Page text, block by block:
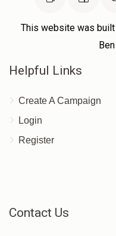
This website was
Helpful Links
Create A Campaign
Login
Register
Contact Us